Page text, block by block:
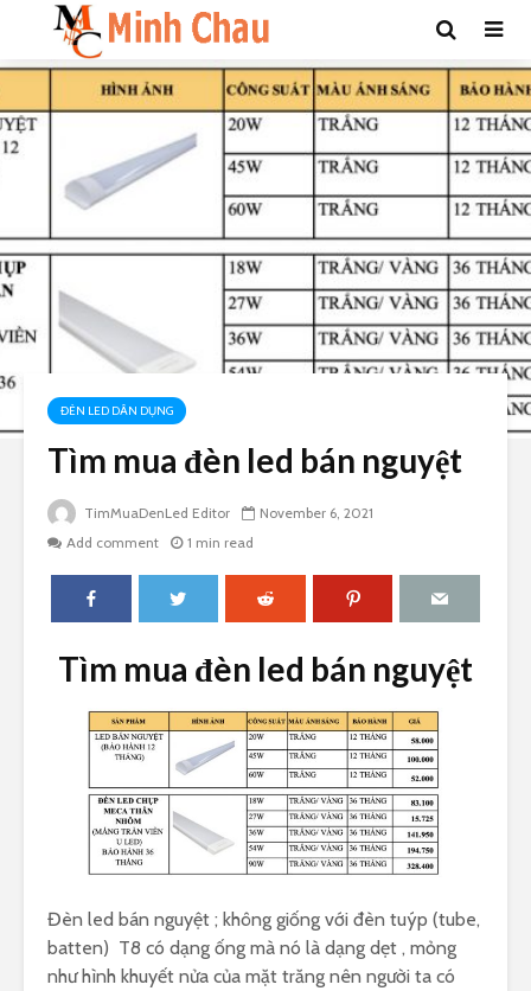
ĐÈN LED DÂN DỤNG
Tìm mua đèn led bán nguyệt
TimMuaDenLed Editor
November 6, 2021
Add comment
1 min read
Tìm mua đèn led bán nguyệt
Đèn led bán nguyệt ; không giống với đèn tuýp (tube,
batten) T8 có dạng ống mà nó là dạng dẹt , mỏng
như hình khuyết nửa của mặt trăng nên người ta có